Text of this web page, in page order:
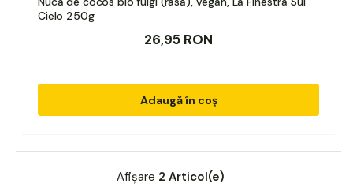
Cielo 250g
26,95 RON
Adaugă în coș
Afișare 2 Articol(e)